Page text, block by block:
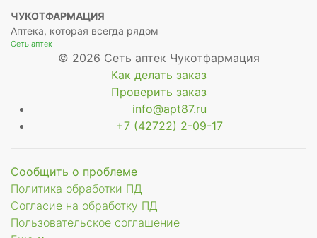
ЧУКОТФАРМАЦИЯ
Аптека, которая всегда рядом
Сеть аптек
© 2026 Сеть аптек Чукотфармация
Как делать заказ
Проверить заказ
info@apt87.ru
+7 (42722) 2-09-17
Сообщить о проблеме
Политика обработки ПД
Согласие на обработку ПД
Пользовательское соглашение